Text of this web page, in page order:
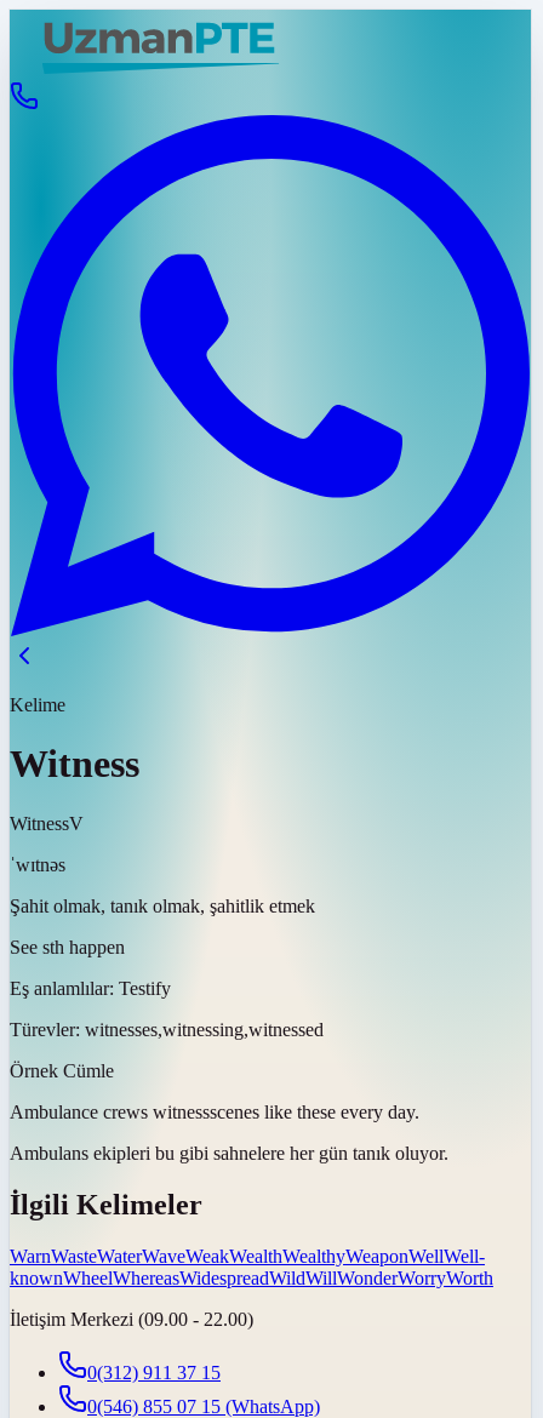
Kelime
Witness
WitnessV
ˈwɪtnəs
Şahit olmak, tanık olmak, şahitlik etmek
See sth happen
Eş anlamlılar: Testify
Türevler: witnesses,witnessing,witnessed
Örnek Cümle
Ambulance crews witnessscenes like these every day.
Ambulans ekipleri bu gibi sahnelere her gün tanık oluyor.
İlgili Kelimeler
WarnWasteWaterWaveWeakWealthWealthyWeaponWellWell-
knownWheelWhereasWidespreadWildWillWonderWorryWorth
İletişim Merkezi (09.00 - 22.00)
0(312) 911 37 15
0(546) 855 07 15 (WhatsApp)